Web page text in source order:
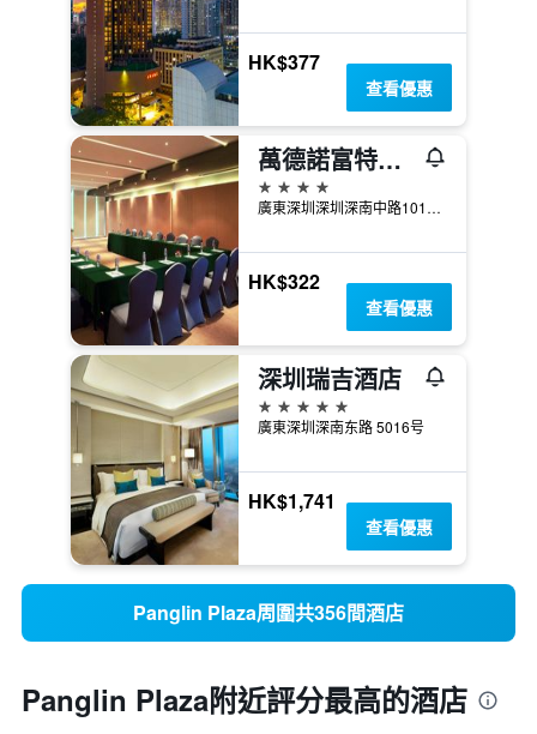
HK$377
查看優惠
萬德諾富特酒店深圳
4星級
廣東深圳深圳深南中路1019號
HK$322
查看優惠
深圳瑞吉酒店
5星級
廣東深圳深南东路 5016号
HK$1,741
查看優惠
Panglin Plaza周圍共356間酒店
Panglin Plaza附近評分最高的酒店